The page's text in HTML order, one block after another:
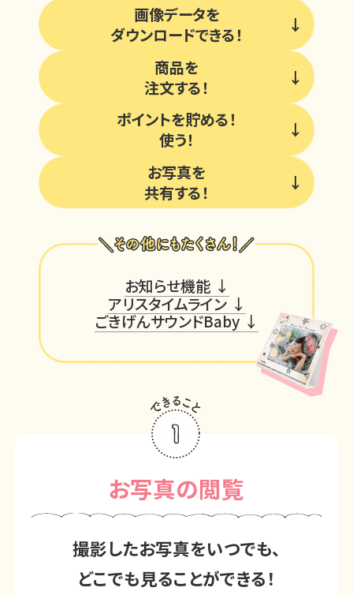
画像データを
ダウンロードできる！
商品を
注文する！
ポイントを貯める！
使う！
お写真を
共有する！
お知らせ機能
アリスタイムライン
ごきげんサウンドBaby
お写真の閲覧
撮影したお写真をいつでも、
どこでも見ることができる！